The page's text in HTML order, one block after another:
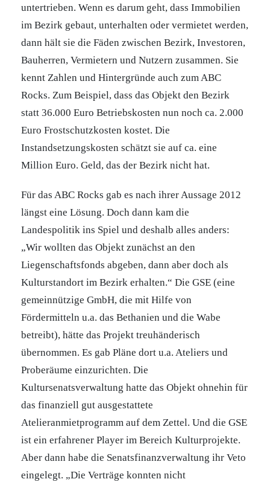
untertrieben. Wenn es darum geht, dass Immobilien
im Bezirk gebaut, unterhalten oder vermietet werden,
dann hält sie die Fäden zwischen Bezirk, Investoren,
Bauherren, Vermietern und Nutzern zusammen. Sie
kennt Zahlen und Hintergründe auch zum ABC
Rocks. Zum Beispiel, dass das Objekt den Bezirk
statt 36.000 Euro Betriebskosten nun noch ca. 2.000
Euro Frostschutzkosten kostet. Die
Instandsetzungskosten schätzt sie auf ca. eine
Million Euro. Geld, das der Bezirk nicht hat.
Für das ABC Rocks gab es nach ihrer Aussage 2012
längst eine Lösung. Doch dann kam die
Landespolitik ins Spiel und deshalb alles anders:
„Wir wollten das Objekt zunächst an den
Liegenschaftsfonds abgeben, dann aber doch als
Kulturstandort im Bezirk erhalten.“ Die GSE (eine
gemeinnützige GmbH, die mit Hilfe von
Fördermitteln u.a. das Bethanien und die Wabe
betreibt), hätte das Projekt treuhänderisch
übernommen. Es gab Pläne dort u.a. Ateliers und
Proberäume einzurichten. Die
Kultursenatsverwaltung hatte das Objekt ohnehin für
das finanziell gut ausgestattete
Atelieranmietprogramm auf dem Zettel. Und die GSE
ist ein erfahrener Player im Bereich Kulturprojekte.
Aber dann habe die Senatsfinanzverwaltung ihr Veto
eingelegt. „Die Verträge konnten nicht